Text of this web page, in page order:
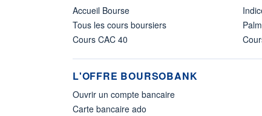
Accueil Bourse
Tous les cours boursiers
Cours CAC 40
L'OFFRE BOURSOBANK
Ouvrir un compte bancaire
Carte bancaire ado